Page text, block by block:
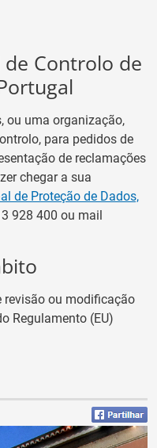
Controlo de
ou uma organização,
para pedidos de
de reclamações
chegar a sua
de Proteção de Dados,
928 400 ou mail
revisão ou modificação
Regulamento (EU)